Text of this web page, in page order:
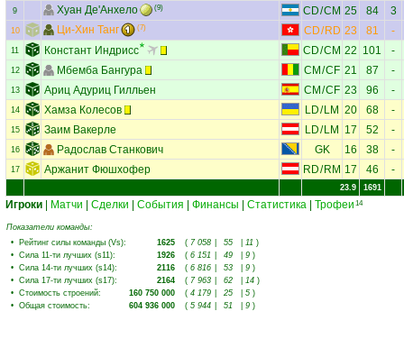
9 Хуан Де'Анхело (9) CD/CM 25 84 3
10 Ци-Хин Танг (7) CD/RD 23 81 -
11 Констант Индрисс CD/CM 22 101 -
12 Мбемба Бангура CM /CF 21 87 -
13 Ариц Адуриц Гилльен CM /CF 23 96 -
14 Хамза Колесов LD/ LM 20 68 -
15 Заим Вакерле LD/ LM 17 52 -
16 Радослав Станкович GK 16 38 -
17 Аржанит Фюшхофер RD/ RM 17 46 -
23.9 1691
Игроки Матчи Сделки События Финансы Статистика Трофеи 14
Показатели команды:
• Рейтинг силы команды (Vs): 1625 ( 7 058 55 11 )
• Сила 11-ти лучших (s11): 1926 ( 6 151 49 9 )
• Сила 14-ти лучших (s14): 2116 ( 6 816 53 9 )
• Сила 17-ти лучших (s17): 2164 ( 7 963 62 14 )
• Стоимость строений: 160 750 000 ( 4 179 25 5 )
• Общая стоимость: 604 936 000 ( 5 944 51 9 )